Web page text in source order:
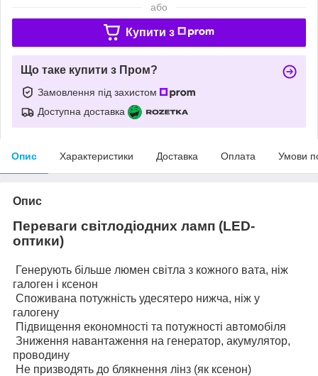
або
Купити з
Що таке купити з Пром?
Замовлення під захистом
Доступна доставка
Опис Характеристики Доставка Оплата Умови
Опис
Переваги світлодіодних ламп (LED-
оптики)
Генерують більше люмен світла з кожного вата, ніж
галоген і ксенон
Споживана потужність удесятеро нижча, ніж у
галогену
Підвищення економності та потужності автомобіля
Зниження навантаження на генератор, акумулятор,
проводину
Не призводять до блякнення лінз (як ксенон)